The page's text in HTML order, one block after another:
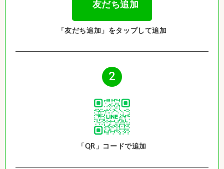
友だち追加
「友だち追加」をタップして追加
2
「QR」コードで追加